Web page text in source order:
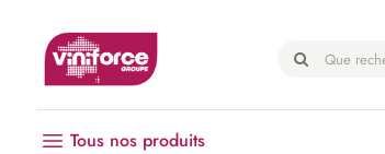
Tous nos produits